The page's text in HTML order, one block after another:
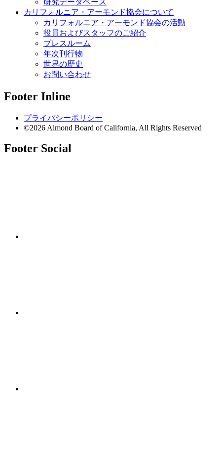
カリフォルニア・アーモンド協会について
カリフォルニア・アーモンド協会の活動
役員およびスタッフのご紹介
プレスルーム
年次刊行物
世界の歴史
お問い合わせ
Footer Inline
プライバシーポリシー
©2026 Almond Board of California, All Rights Reserved
Footer Social